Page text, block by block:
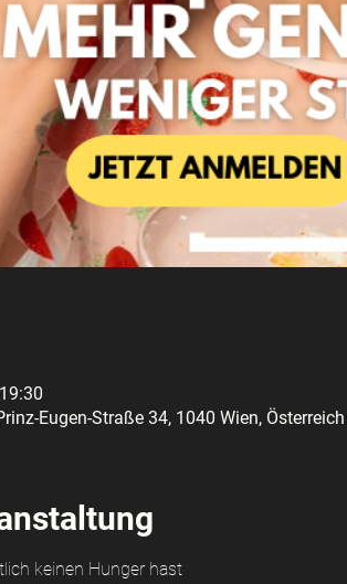
Eugen-Straße 34, 1040 Wien, Österreich
keinen Hunger hast